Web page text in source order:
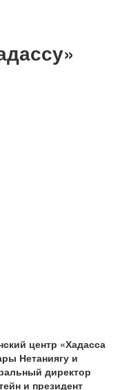
центр «Хадасса
Нетаниягу и
директор
и президент